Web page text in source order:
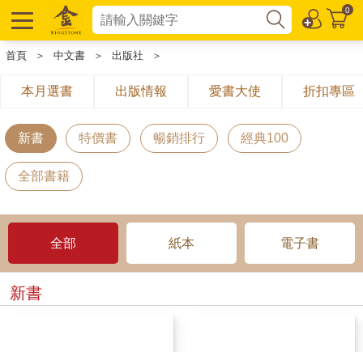
0
首頁 ＞ 中文書 ＞ 出版社 ＞
本月選書 出版情報 愛書大使 折扣專區
新書 特價書 暢銷排行 經典100
全部書籍
全部 紙本 電子書
新書